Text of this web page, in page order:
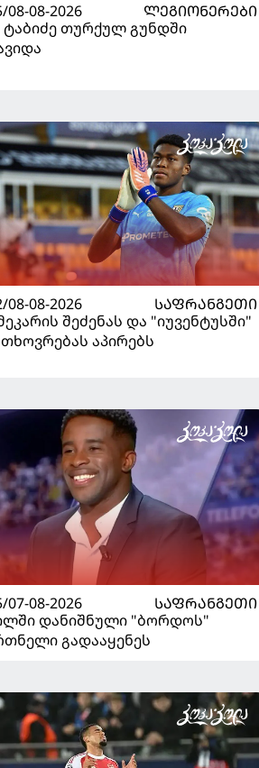
08-08-2026
ᲚᲔᲒᲘᲝᲜᲔᲠᲔᲑᲘ
ტაბიძე თურქულ გუნდში
08-08-2026
ᲡᲐᲤᲠᲐᲜᲒᲔᲗᲘ
შეძენას და "იუვენტუსში"
აპირებს
07-08-2026
ᲡᲐᲤᲠᲐᲜᲒᲔᲗᲘ
დანიშნული "ბორდოს"
გადააყენეს